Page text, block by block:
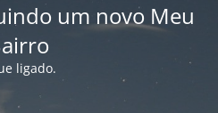
um novo Meu
ligado.